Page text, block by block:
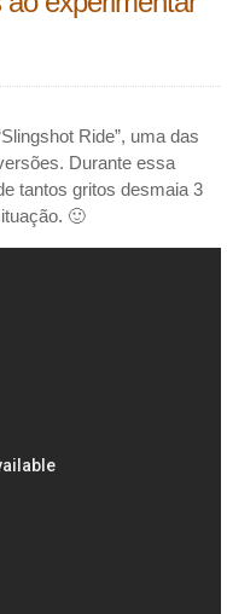
Ride”, uma das
Durante essa
tantos gritos desmaia 3
🙂